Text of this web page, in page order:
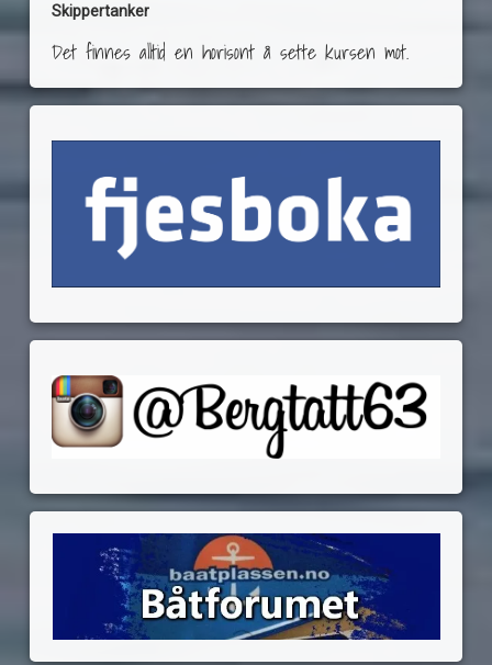
Skippertanker
Det finnes alltid en horisont å sette kursen mot.